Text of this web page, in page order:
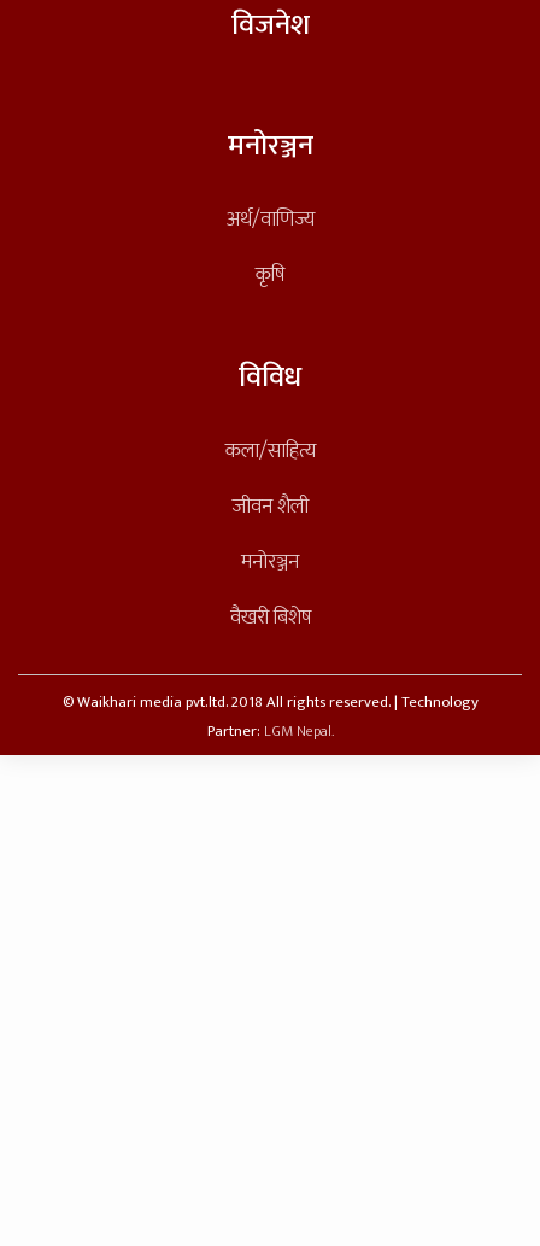
विजनेश
मनोरञ्जन
अर्थ/वाणिज्य
कृषि
विविध
कला/साहित्य
जीवन शैली
मनोरञ्जन
वैखरी बिशेष
© Waikhari media pvt.ltd. 2018 All rights reserved. | Technology
Partner: LGM Nepal.